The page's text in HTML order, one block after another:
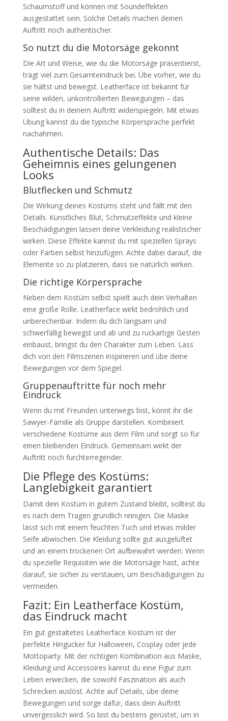
Schaumstoff und können mit Soundeffekten
ausgestattet sein. Solche Details machen deinen
Auftritt noch authentischer.
So nutzt du die Motorsäge gekonnt
Die Art und Weise, wie du die Motorsäge präsentierst,
trägt viel zum Gesamteindruck bei. Übe vorher, wie du
sie hältst und bewegst. Leatherface ist bekannt für
seine wilden, unkontrollierten Bewegungen – das
solltest du in deinem Auftritt widerspiegeln. Mit etwas
Übung kannst du die typische Körpersprache perfekt
nachahmen.
Authentische Details: Das
Geheimnis eines gelungenen
Looks
Blutflecken und Schmutz
Die Wirkung deines Kostüms steht und fällt mit den
Details. Künstliches Blut, Schmutzeffekte und kleine
Beschädigungen lassen deine Verkleidung realistischer
wirken. Diese Effekte kannst du mit speziellen Sprays
oder Farben selbst hinzufügen. Achte dabei darauf, die
Elemente so zu platzieren, dass sie natürlich wirken.
Die richtige Körpersprache
Neben dem Kostüm selbst spielt auch dein Verhalten
eine große Rolle. Leatherface wirkt bedrohlich und
unberechenbar. Indem du dich langsam und
schwerfällig bewegst und ab und zu ruckartige Gesten
einbaust, bringst du den Charakter zum Leben. Lass
dich von den Filmszenen inspirieren und übe deine
Bewegungen vor dem Spiegel.
Gruppenauftritte für noch mehr
Eindruck
Wenn du mit Freunden unterwegs bist, könnt ihr die
Sawyer-Familie als Gruppe darstellen. Kombiniert
verschiedene Kostüme aus dem Film und sorgt so für
einen bleibenden Eindruck. Gemeinsam wirkt der
Auftritt noch furchterregender.
Die Pflege des Kostüms:
Langlebigkeit garantiert
Damit dein Kostüm in gutem Zustand bleibt, solltest du
es nach dem Tragen gründlich reinigen. Die Maske
lässt sich mit einem feuchten Tuch und etwas milder
Seife abwischen. Die Kleidung sollte gut ausgelüftet
und an einem trockenen Ort aufbewahrt werden. Wenn
du spezielle Requisiten wie die Motorsäge hast, achte
darauf, sie sicher zu verstauen, um Beschädigungen zu
vermeiden.
Fazit: Ein Leatherface Kostüm,
das Eindruck macht
Ein gut gestaltetes Leatherface Kostüm ist der
perfekte Hingucker für Halloween, Cosplay oder jede
Mottoparty. Mit der richtigen Kombination aus Maske,
Kleidung und Accessoires kannst du eine Figur zum
Leben erwecken, die sowohl Faszination als auch
Schrecken auslöst. Achte auf Details, übe deine
Bewegungen und sorge dafür, dass dein Auftritt
unvergesslich wird. So bist du bestens gerüstet, um in